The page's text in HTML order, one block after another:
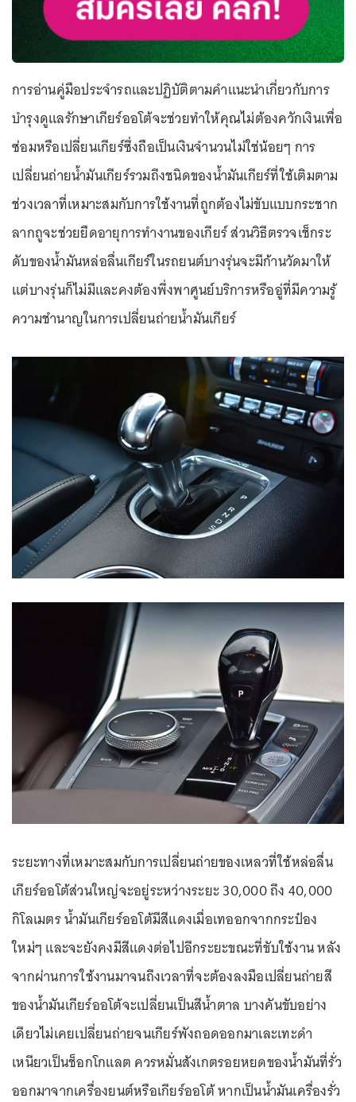
การอ่านคู่มือประจำรถและปฏิบัติตามคำแนะนำเกี่ยวกับการ
บำรุงดูแลรักษาเกียร์ออโต้จะช่วยทำให้คุณไม่ต้องควักเงินเพื่อ
ซ่อมหรือเปลี่ยนเกียร์ซึ่งถือเป็นเงินจำนวนไม่ใช่น้อยๆ การ
เปลี่ยนถ่ายน้ำมันเกียร์รวมถึงชนิดของน้ำมันเกียร์ที่ใช้เติมตาม
ช่วงเวลาที่เหมาะสมกับการใช้งานที่ถูกต้องไม่ขับแบบกระชาก
ลากถูจะช่วยยืดอายุการทำงานของเกียร์ ส่วนวิธีตรวจเช็กระ
ดับของน้ำมันหล่อลื่นเกียร์ในรถยนต์บางรุ่นจะมีก้านวัดมาให้
แต่บางรุ่นก็ไม่มีและคงต้องพึ่งพาศูนย์บริการหรืออู่ที่มีความรู้
ความชำนาญในการเปลี่ยนถ่ายน้ำมันเกียร์
ระยะทางที่เหมาะสมกับการเปลี่ยนถ่ายของเหลวที่ใช้หล่อลื่น
เกียร์ออโต้ส่วนใหญ่จะอยู่ระหว่างระยะ 30,000 ถึง 40,000
กิโลเมตร น้ำมันเกียร์ออโต้มีสีแดงเมื่อเทออกจากกระป๋อง
ใหม่ๆ และจะยังคงมีสีแดงต่อไปอีกระยะขณะที่ขับใช้งาน หลัง
จากผ่านการใช้งานมาจนถึงเวลาที่จะต้องลงมือเปลี่ยนถ่ายสี
ของน้ำมันเกียร์ออโต้จะเปลี่ยนเป็นสีน้ำตาล บางคันขับอย่าง
เดียวไม่เคยเปลี่ยนถ่ายจนเกียร์พังถอดออกมาเละเทะดำ
เหนียวเป็นช็อกโกแลต ควรหมั่นสังเกตรอยหยดของน้ำมันที่รั่ว
ออกมาจากเครื่องยนต์หรือเกียร์ออโต้ หากเป็นน้ำมันเครื่องรั่ว